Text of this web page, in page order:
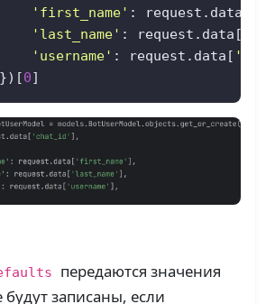
'first_name' : request.data[
'last_name' : request.data[
'username' : request.data[
0]
передаются значения
записаны, если